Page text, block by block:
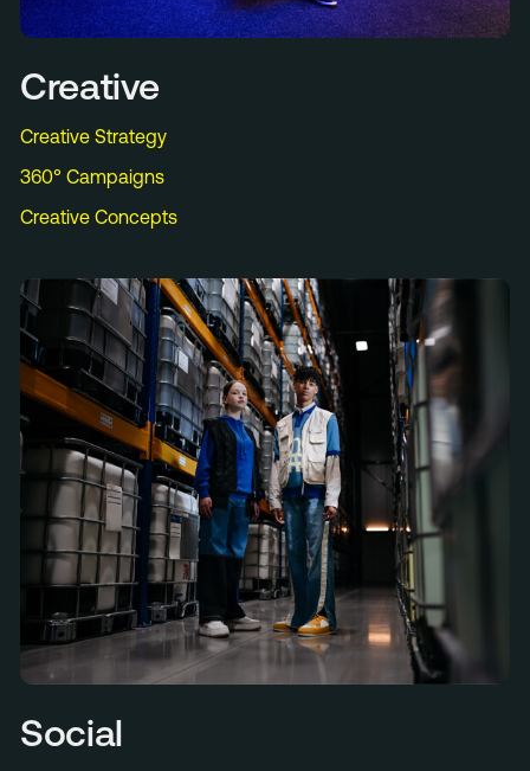
info@megawatt.agency
Creative
Creative Strategy
360° Campaigns
Creative Concepts
Social